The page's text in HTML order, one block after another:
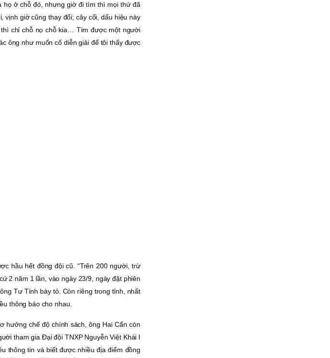
họ ở chỗ đó, nhưng giờ đi tìm thì mọi thứ đã
vịnh giờ cũng thay đổi; cây cối, dấu hiệu này
chỉ chỗ nọ chỗ kia… Tìm được một người
ông như muốn cố diễn giải để tôi thấy được
hầu hết đồng đội cũ. “Trên 200 người, trừ
2 năm 1 lần, vào ngày 23/9, ngày đặt phiên
Tư Tính bày tỏ. Còn riêng trong tỉnh, nhất
thông báo cho nhau.
hưởng chế độ chính sách, ông Hai Cẩn còn
tham gia Ðại đội TNXP Nguyễn Việt Khái I
thông tin và biết được nhiều địa điểm đồng